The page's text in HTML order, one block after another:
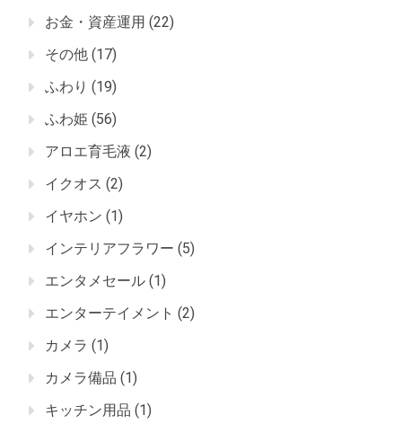
お金・資産運用 (22)
その他 (17)
ふわり (19)
ふわ姫 (56)
アロエ育毛液 (2)
イクオス (2)
イヤホン (1)
インテリアフラワー (5)
エンタメセール (1)
エンターテイメント (2)
カメラ (1)
カメラ備品 (1)
キッチン用品 (1)